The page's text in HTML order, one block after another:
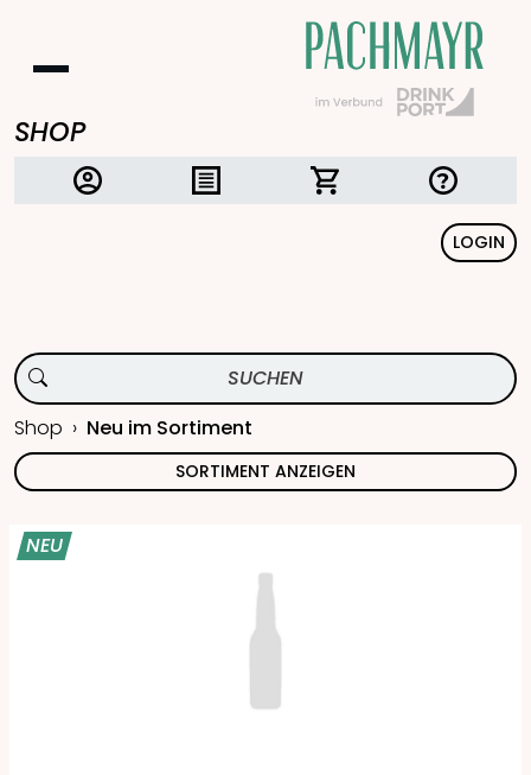
SHOP
LOGIN
Shop Neu im Sortiment
SORTIMENT ANZEIGEN
NEU